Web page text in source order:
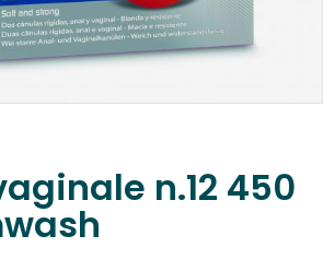
n.12 450